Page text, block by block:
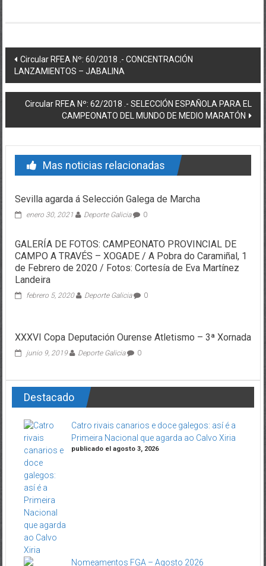
Post navigation
Circular RFEA Nº: 60/2018 .- CONCENTRACIÓN
LANZAMIENTOS – JABALINA
Circular RFEA Nº: 62/2018 .- SELECCIÓN ESPAÑOLA PARA EL
CAMPEONATO DEL MUNDO DE MEDIO MARATÓN
Mas noticias relacionadas
Sevilla agarda á Selección Galega de Marcha
enero 30, 2021 Deporte Galicia 0
GALERÍA DE FOTOS: CAMPEONATO PROVINCIAL DE
CAMPO A TRAVÉS – XOGADE / A Pobra do Caramiñal, 1
de Febrero de 2020 / Fotos: Cortesía de Eva Martínez
Landeira
febrero 5, 2020 Deporte Galicia 0
XXXVI Copa Deputación Ourense Atletismo – 3ª Xornada
junio 9, 2019 Deporte Galicia 0
Destacado
Catro rivais canarios e doce galegos: así é a
Primeira Nacional que agarda ao Calvo Xiria
publicado el agosto 3, 2026
Nomeamentos FGA – Agosto 2026